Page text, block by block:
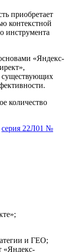
приобретает
контекстной
инструмента
«Яндекс-
существующих
количество
серия 22Л01 №
и ГЕО;
«Яндекс-